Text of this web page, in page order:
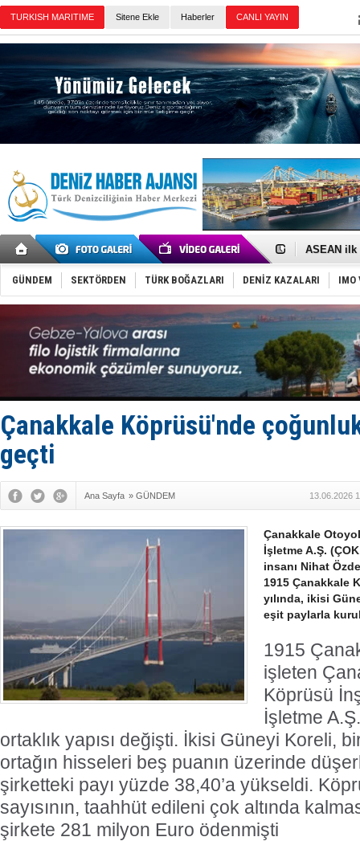
Sitene Ekle Haberler
D-Marin,
ASEAN ilk
TAYK -
İstanbul
Tersane
İngiliz
FESCO,
DESE,
35 milyon
İnsansız
Anadolu
GÜNDEM SEKTÖRDEN TÜRK BOĞAZLARI DENİZ KAZALARI IMO
Çanakkale Köprüsü'nde
geçti
Ana Sayfa » GÜNDEM 13.06.2026
Çanakkale
İşletme A.Ş.
insanı Nihat
1915 Çanakkale
yılında, ikisi
eşit paylarla
1915
işleten
Köprüsü
İşletme
ortaklık yapısı değişti. İkisi Güneyi Koreli,
ortağın hisseleri beş puanın üzerinde
şirketteki payı yüzde 38,40’a yükseldi.
sayısının, taahhüt edileni çok altında
şirkete 281 milyon Euro ödenmişti